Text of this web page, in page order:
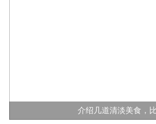
介绍几道清淡美食，